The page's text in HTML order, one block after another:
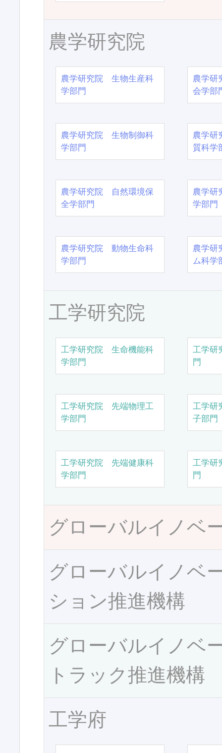
農学研究院
農学研究院 生物生産科
学部門
農学
会学部
農学研究院 生物制御科
学部門
農学
質科学
農学研究院 自然環境保
全学部門
農学
学部門
農学研究院 動物生命科
学部門
農学
ム科学
工学研究院
工学研究院 生命機能科
学部門
工学研
門
工学研究院 先端物理工
学部門
工学研
子部門
工学研究院 先端健康科
学部門
工学研
門
グローバルイノベ
グローバルイノベ
ション推進機構
グローバルイノベ
トラック推進機構
工学府